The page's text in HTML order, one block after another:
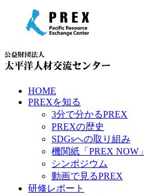
HOME
PREXを知る
3分で分かるPREX
PREXの歴史
SDGsへの取り組み
機関紙「PREX NOW」
シンポジウム
動画で見るPREX
研修レポート